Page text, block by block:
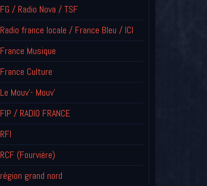
FG / Radio Nova / TSF
Radio france locale / France Bleu / ICI
France Musique
France Culture
Le Mouv'- Mouv'
FIP / RADIO FRANCE
RFI
RCF (Fourvière)
région grand nord